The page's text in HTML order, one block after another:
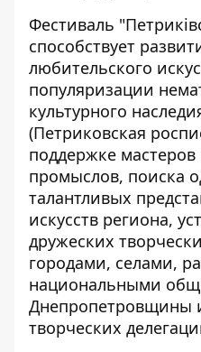
Фестиваль
способствует
любительского
популяризации
культурного
(Петриковская
поддержке
промыслов, поиска
талантливых
искусств региона,
дружеских
городами, селами,
национальными
Днепропетровщины
творческих